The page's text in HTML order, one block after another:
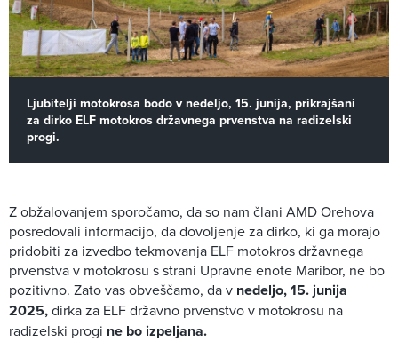
Ljubitelji motokrosa bodo v nedeljo, 15. junija, prikrajšani
za dirko ELF motokros državnega prvenstva na radizelski
progi.
Z obžalovanjem sporočamo, da so nam člani AMD Orehova
posredovali informacijo, da dovoljenje za dirko, ki ga morajo
pridobiti za izvedbo tekmovanja ELF motokros državnega
prvenstva v motokrosu s strani Upravne enote Maribor, ne bo
pozitivno. Zato vas obveščamo, da v nedeljo, 15. junija
2025,dirka za ELF državno prvenstvo v motokrosu na
radizelski progi ne bo izpeljana.